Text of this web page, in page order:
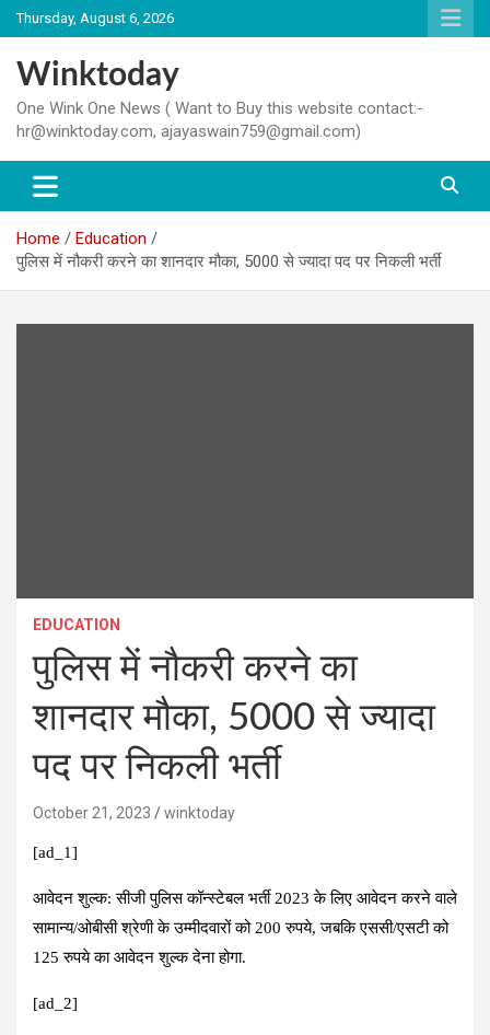
Skip
to
content
Thursday, August 6, 2026
Winktoday
One Wink One News ( Want to Buy this website contact:-
hr@winktoday.com, ajayaswain759@gmail.com)
Home
Education
पुलिस में नौकरी करने का शानदार मौका, 5000 से ज्यादा पद पर निकली भर्ती
EDUCATION
पुलिस में नौकरी करने का
शानदार मौका, 5000 से ज्यादा
पद पर निकली भर्ती
October 21, 2023 winktoday
[ad_1]
आवेदन शुल्क: सीजी पुलिस कॉन्स्टेबल भर्ती 2023 के लिए आवेदन करने वाले
सामान्य/ओबीसी श्रेणी के उम्मीदवारों को 200 रुपये, जबकि एससी/एसटी को
125 रुपये का आवेदन शुल्क देना होगा.
[ad_2]